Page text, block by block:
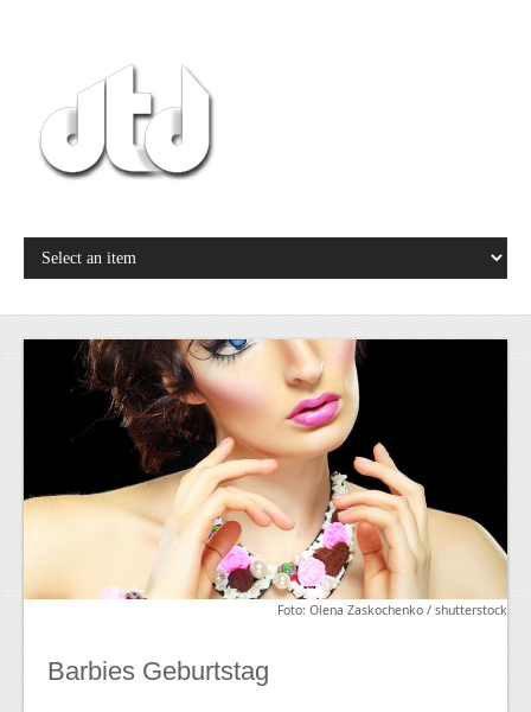
Foto: Olena Zaskochenko / shutterstock
Barbies Geburtstag